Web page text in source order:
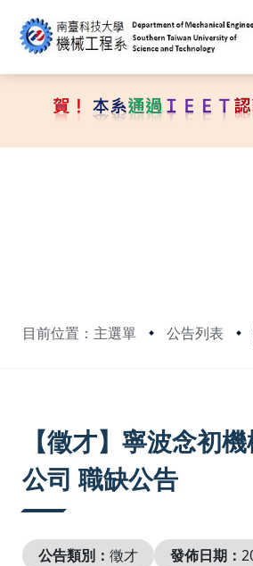
目前位置：主選單 公告列表
:::
【徵才】寧波念初
公司 職缺公告
公告類別： 徵才 發佈日期：